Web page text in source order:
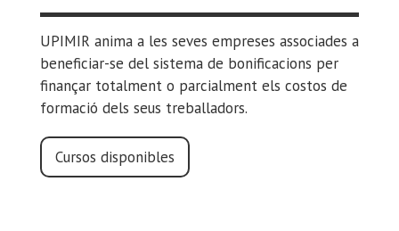
UPIMIR anima a les seves empreses associades a
beneficiar-se del sistema de bonificacions per
finançar totalment o parcialment els costos de
formació dels seus treballadors.
Cursos disponibles